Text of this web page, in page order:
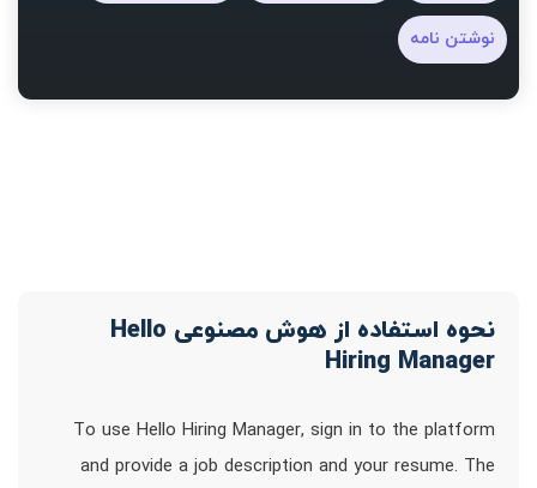
نوشتن نامه
نحوه استفاده از هوش مصنوعی Hello
Hiring Manager
To use Hello Hiring Manager, sign in to the platform
and provide a job description and your resume. The